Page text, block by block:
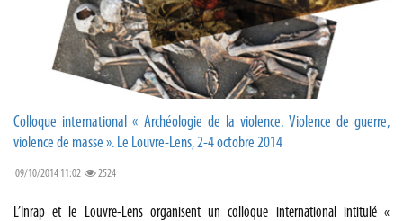
Colloque international « Archéologie de la violence. Violence de guerre,
violence de masse ». Le Louvre-Lens, 2-4 octobre 2014
09/10/2014 11:02 2524
L’Inrap et le Louvre-Lens organisent un colloque international intitulé «